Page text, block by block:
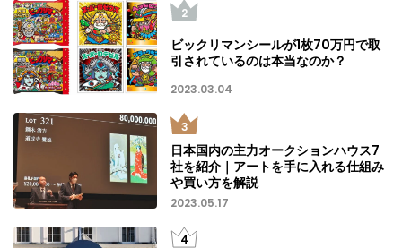
ビックリマンシールが1枚70万円で取
引されているのは本当なのか？
2023.03.04
日本国内の主力オークションハウス7
社を紹介｜アートを手に入れる仕組み
や買い方を解説
2023.05.17